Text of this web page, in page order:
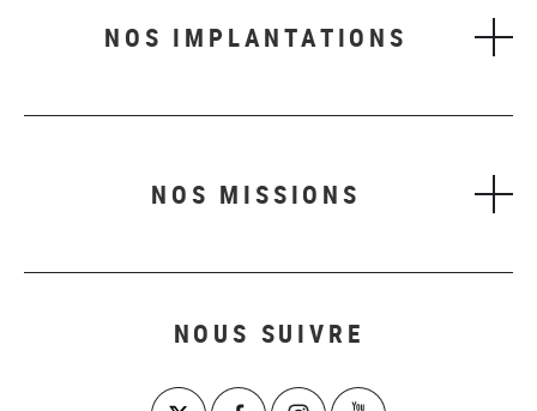
NOS IMPLANTATIONS
NOS MISSIONS
NOUS SUIVRE